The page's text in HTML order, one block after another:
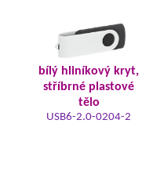
bílý hliníkový kryt,
stříbrné plastové
tělo
USB6-2.0-0204-2